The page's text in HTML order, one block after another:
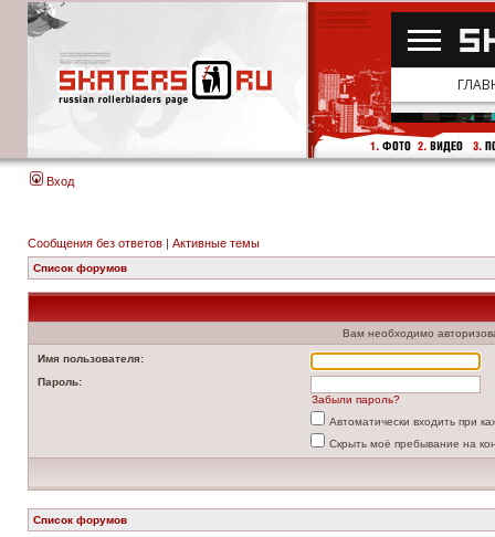
Вход
Сообщения без ответов | Активные темы
Список форумов
Вам необходимо
Имя пользователя:
Пароль:
Забыли пароль?
Автоматически входить при
Скрыть моё пребывание на
Список форумов